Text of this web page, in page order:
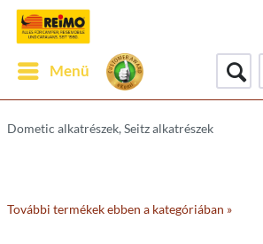
Menü
Dometic alkatrészek, Seitz alkatrészek
További termékek ebben a kategóriában »